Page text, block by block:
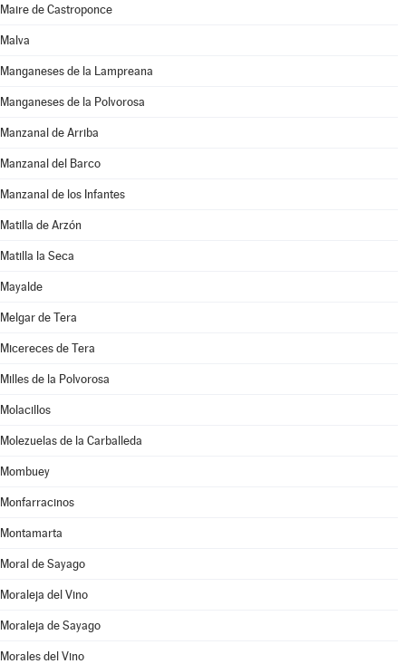
Maire de Castroponce
Malva
Manganeses de la Lampreana
Manganeses de la Polvorosa
Manzanal de Arriba
Manzanal del Barco
Manzanal de los Infantes
Matilla de Arzón
Matilla la Seca
Mayalde
Melgar de Tera
Micereces de Tera
Milles de la Polvorosa
Molacillos
Molezuelas de la Carballeda
Mombuey
Monfarracinos
Montamarta
Moral de Sayago
Moraleja del Vino
Moraleja de Sayago
Morales del Vino